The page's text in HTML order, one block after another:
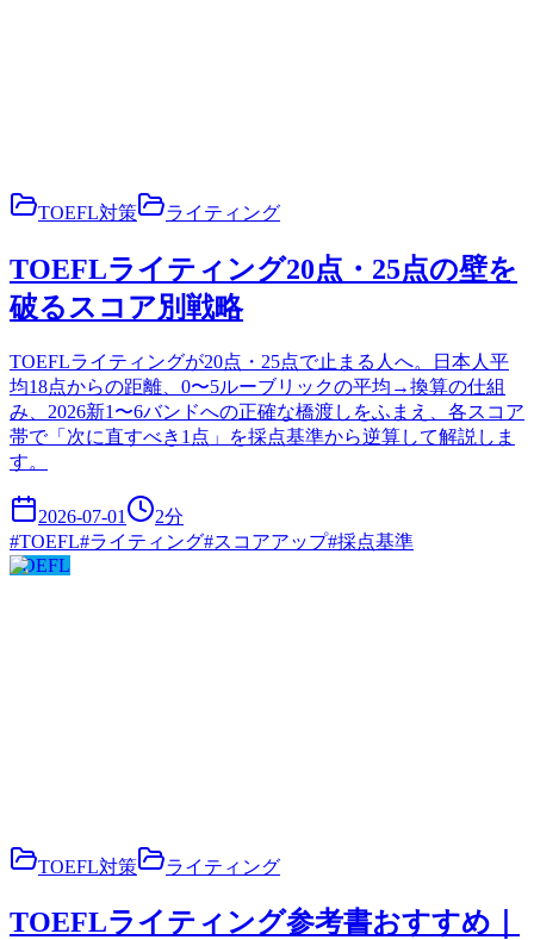
TOEFL対策 ライティング
TOEFLライティング20点・25点の壁を
破るスコア別戦略
TOEFLライティングが20点・25点で止まる人へ。日本人平
均18点からの距離、0〜5ルーブリックの平均→換算の仕組
み、2026新1〜6バンドへの正確な橋渡しをふまえ、各スコア
帯で「次に直すべき1点」を採点基準から逆算して解説しま
す。
2026-07-01 2分
#TOEFL#ライティング#スコアアップ#採点基準
TOEFL
TOEFL対策 ライティング
TOEFLライティング参考書おすすめ｜